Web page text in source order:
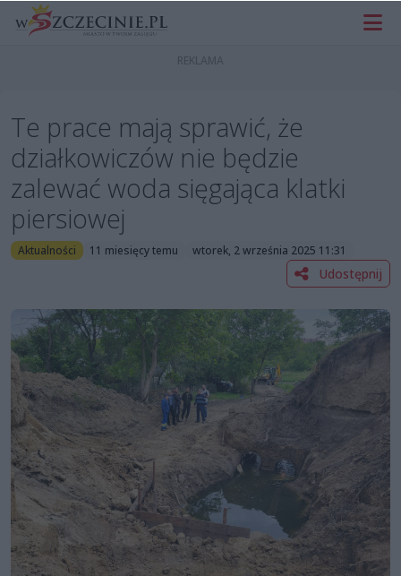
Te prace mają sprawić, że
działkowiczów nie będzie
zalewać woda sięgająca klatki
piersiowej
Aktualności 11 miesięcy temu wtorek, 2 września 2025 11:31
Udostępnij